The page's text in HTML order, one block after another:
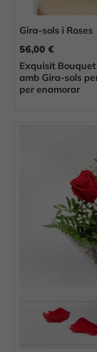
Gira-sols i Roses
56,00 €
Exquisit
amb Gira-sols
per enamorar